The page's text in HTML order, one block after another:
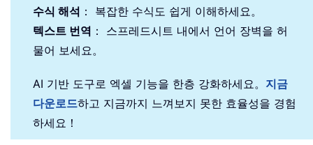
수식 해석 ： 복잡한 수식도 쉽게 이해하세요。
텍스트 번역 ： 스프레드시트 내에서 언어 장벽을 허
물어 보세요。
AI 기반 도구로 엑셀 기능을 한층 강화하세요。 지금
다운로드하고 지금까지 느껴보지 못한 효율성을 경험
하세요！